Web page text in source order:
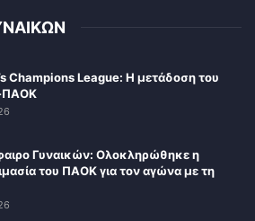
Champions League: Η μετάδοση του
Γυναικών: Ολοκληρώθηκε η
του ΠΑΟΚ για τον αγώνα με τη